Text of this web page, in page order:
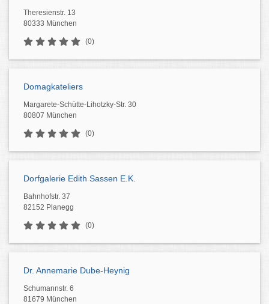
Theresienstr. 13
80333 München
(0)
Domagkateliers
Margarete-Schütte-Lihotzky-Str. 30
80807 München
(0)
Dorfgalerie Edith Sassen E.K.
Bahnhofstr. 37
82152 Planegg
(0)
Dr. Annemarie Dube-Heynig
Schumannstr. 6
81679 München